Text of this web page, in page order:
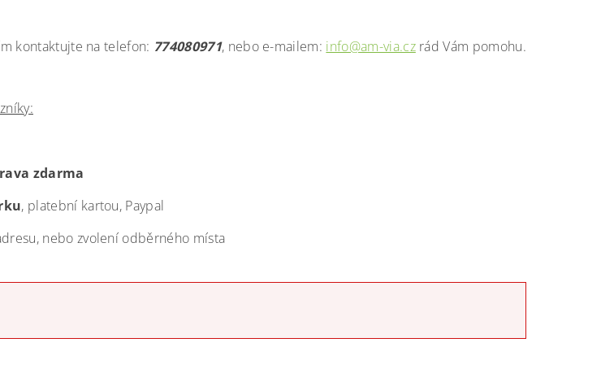
kontaktujte na telefon: 774080971, nebo e-mailem: info@am-via.czrád Vám pomohu.
zdarma
, platební kartou, Paypal
nebo zvolení odběrného místa